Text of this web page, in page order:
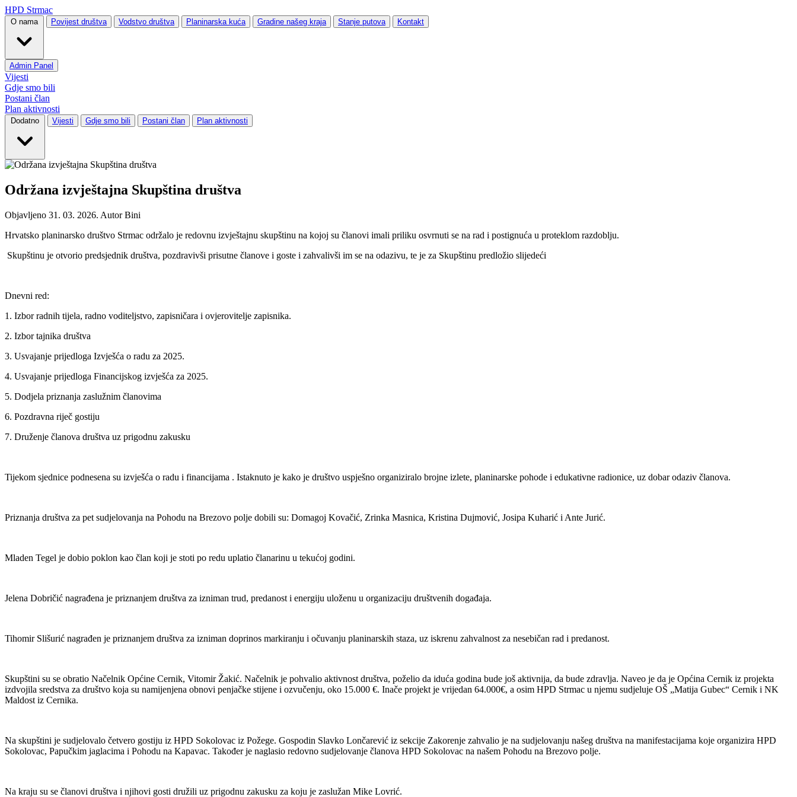
HPD Strmac
O nama Povijest društva Vodstvo društva Planinarska kuća Gradine našeg kraja Stanje putova Kontakt
Admin Panel
Vijesti
Gdje smo bili
Postani član
Plan aktivnosti
Dodatno Vijesti Gdje smo bili Postani član Plan aktivnosti
Održana izvještajna Skupština društva
Objavljeno 31. 03. 2026. AutorBini
Hrvatsko planinarsko društvo Strmac održalo je redovnu izvještajnu skupštinu na kojoj su članovi imali priliku osvrnuti se na rad i postignuća u proteklom razdoblju.
Skupštinu je otvorio predsjednik društva, pozdravivši prisutne članove i goste i zahvalivši im se na odazivu, te je za Skupštinu predložio slijedeći
Dnevni red:
1. Izbor radnih tijela, radno voditeljstvo, zapisničara i ovjerovitelje zapisnika.
2. Izbor tajnika društva
3. Usvajanje prijedloga Izvješća o radu za 2025.
4. Usvajanje prijedloga Financijskog izvješća za 2025.
5. Dodjela priznanja zaslužnim članovima
6. Pozdravna riječ gostiju
7. Druženje članova društva uz prigodnu zakusku
Tijekom sjednice podnesena su izvješća o radu i financijama . Istaknuto je kako je društvo uspješno organiziralo brojne izlete, planinarske pohode i edukativne radionice, uz dobar odaziv članova.
Priznanja društva za pet sudjelovanja na Pohodu na Brezovo polje dobili su: Domagoj Kovačić, Zrinka Masnica, Kristina Dujmović, Josipa Kuharić i Ante Jurić.
Mladen Tegel je dobio poklon kao član koji je stoti po redu uplatio članarinu u tekućoj godini.
Jelena Dobričić nagrađena je priznanjem društva za izniman trud, predanost i energiju uloženu u organizaciju društvenih događaja.
Tihomir Slišurić nagrađen je priznanjem društva za izniman doprinos markiranju i očuvanju planinarskih staza, uz iskrenu zahvalnost za nesebičan rad i predanost.
Skupštini su se obratio Načelnik Općine Cernik, Vitomir Žakić. Načelnik je pohvalio aktivnost društva, poželio da iduća godina bude još aktivnija, da bude zdravlja. Naveo je da je Općina Cernik iz projekta
izdvojila sredstva za društvo koja su namijenjena obnovi penjačke stijene i ozvučenju, oko 15.000 €. Inače projekt je vrijedan 64.000€, a osim HPD Strmac u njemu sudjeluje OŠ „Matija Gubec“ Cernik i NK
Maldost iz Cernika.
Na skupštini je sudjelovalo četvero gostiju iz HPD Sokolovac iz Požege. Gospodin Slavko Lončarević iz sekcije Zakorenje zahvalio je na sudjelovanju našeg društva na manifestacijama koje organizira HPD
Sokolovac, Papučkim jaglacima i Pohodu na Kapavac. Također je naglasio redovno sudjelovanje članova HPD Sokolovac na našem Pohodu na Brezovo polje.
Na kraju su se članovi društva i njihovi gosti družili uz prigodnu zakusku za koju je zaslužan Mike Lovrić.